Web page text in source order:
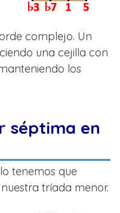
complejo. Un
una cejilla con
los
séptima en
tenemos que
tríada menor.